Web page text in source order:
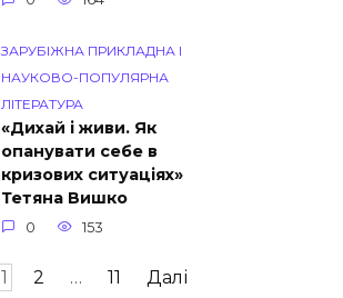
ЗАРУБІЖНА ПРИКЛАДНА І
НАУКОВО-ПОПУЛЯРНА
ЛІТЕРАТУРА
«Дихай і живи. Як
опанувати себе в
кризових ситуаціях»
Тетяна Вишко
0 153
1 2 … 11 Далі